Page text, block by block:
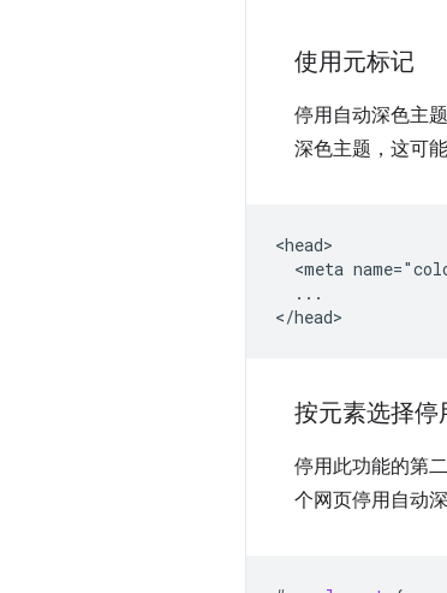
使用元标记
停用自动深色主
深色主题，这可
<head>
<meta
  ...
按元素选择停
停用此功能的第
个网页停用自动